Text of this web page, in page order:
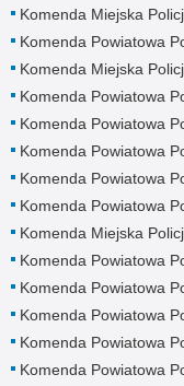
Komenda Miejska
Komenda Powiatowa
Komenda Miejska
Komenda Powiatowa
Komenda Powiatowa
Komenda Powiatowa
Komenda Powiatowa
Komenda Powiatowa
Komenda Miejska
Komenda Powiatowa
Komenda Powiatowa
Komenda Powiatowa
Komenda Powiatowa
Komenda Powiatowa